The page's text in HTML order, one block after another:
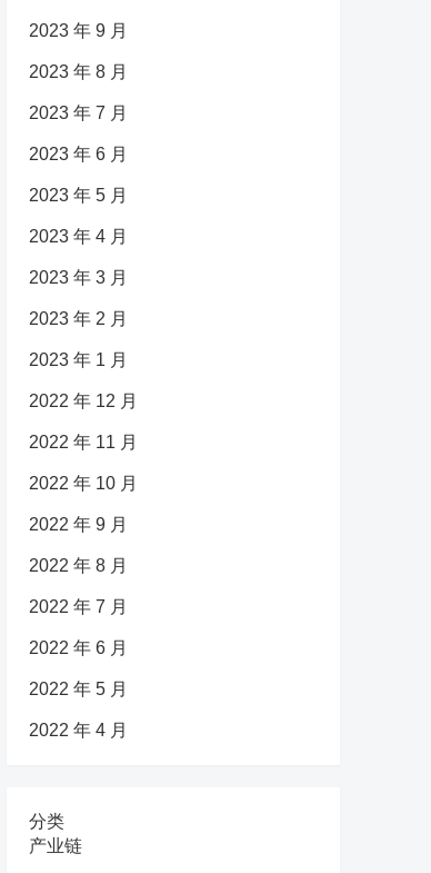
2023 年 9 月
2023 年 8 月
2023 年 7 月
2023 年 6 月
2023 年 5 月
2023 年 4 月
2023 年 3 月
2023 年 2 月
2023 年 1 月
2022 年 12 月
2022 年 11 月
2022 年 10 月
2022 年 9 月
2022 年 8 月
2022 年 7 月
2022 年 6 月
2022 年 5 月
2022 年 4 月
分类
产业链